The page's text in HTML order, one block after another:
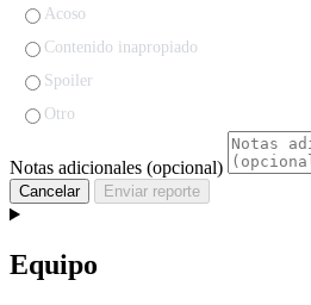
Acoso
Contenido inapropiado
Spoiler
Otro
Notas adicionales (opcional)
Cancelar Enviar reporte
Equipo